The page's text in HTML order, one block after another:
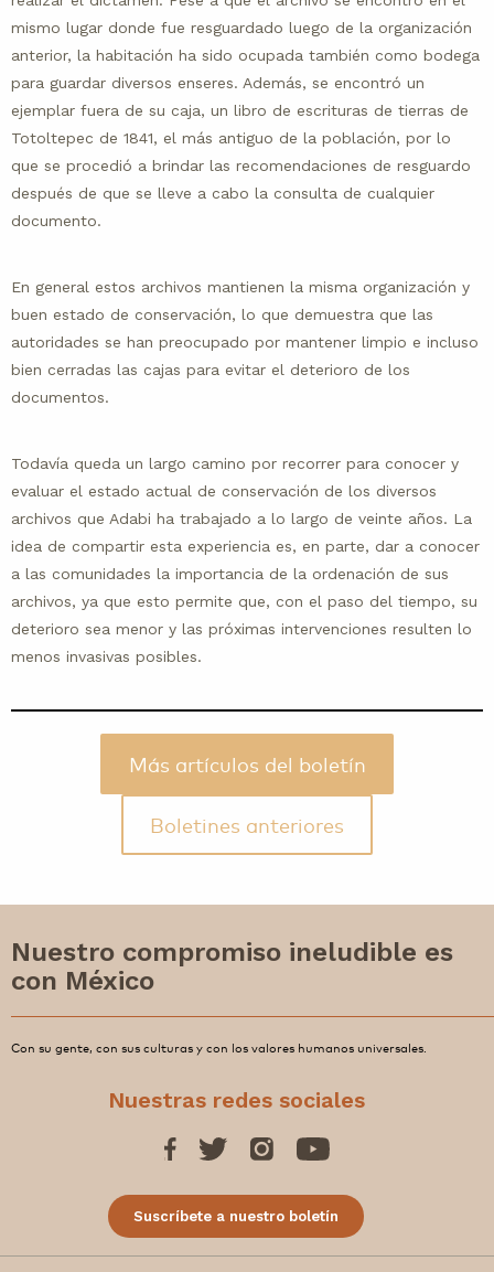
mismo lugar donde fue resguardado luego de la organización
anterior, la habitación ha sido ocupada también como bodega
para guardar diversos enseres. Además, se encontró un
ejemplar fuera de su caja, un libro de escrituras de tierras de
Totoltepec de 1841, el más antiguo de la población, por lo
que se procedió a brindar las recomendaciones de resguardo
después de que se lleve a cabo la consulta de cualquier
documento.
En general estos archivos mantienen la misma organización y
buen estado de conservación, lo que demuestra que las
autoridades se han preocupado por mantener limpio e incluso
bien cerradas las cajas para evitar el deterioro de los
documentos.
Todavía queda un largo camino por recorrer para conocer y
evaluar el estado actual de conservación de los diversos
archivos que Adabi ha trabajado a lo largo de veinte años. La
idea de compartir esta experiencia es, en parte, dar a conocer
a las comunidades la importancia de la ordenación de sus
archivos, ya que esto permite que, con el paso del tiempo, su
deterioro sea menor y las próximas intervenciones resulten lo
menos invasivas posibles.
Más artículos del boletín
Boletines anteriores
Nuestro compromiso ineludible es
con México
Con su gente, con sus culturas y con los valores humanos universales.
Nuestras redes sociales
Suscríbete a nuestro boletín